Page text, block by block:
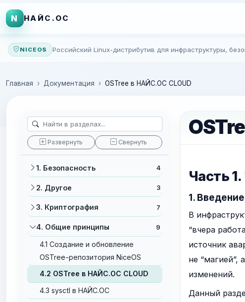
N НАЙС.ОС
NICEOS Российский Linux-дистрибутив для инфраструктуры,
Главная Документация OSTree в НАЙС.ОС CLOUD
Развернуть Свернуть
1. Безопасность 4
2. Другое 3
3. Криптография 7
4. Общие принципы 9
4.1 Cоздание и обновление
OSTree-репозитория NiceOS
4.2 OSTree в НАЙС.ОС CLOUD
4.3 sysctl в НАЙС.ОС
Часть
1. Введение
В
“вчера
источник
не “магией”,
изменений.
Данный